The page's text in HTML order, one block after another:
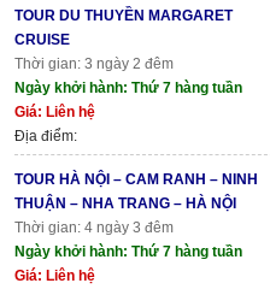
TOUR DU THUYỀN MARGARET
CRUISE
Thời gian: 3 ngày 2 đêm
Ngày khởi hành: Thứ 7 hàng tuần
Giá: Liên hệ
Địa điểm:
TOUR HÀ NỘI – CAM RANH – NINH
THUẬN – NHA TRANG – HÀ NỘI
Thời gian: 4 ngày 3 đêm
Ngày khởi hành: Thứ 7 hàng tuần
Giá: Liên hệ